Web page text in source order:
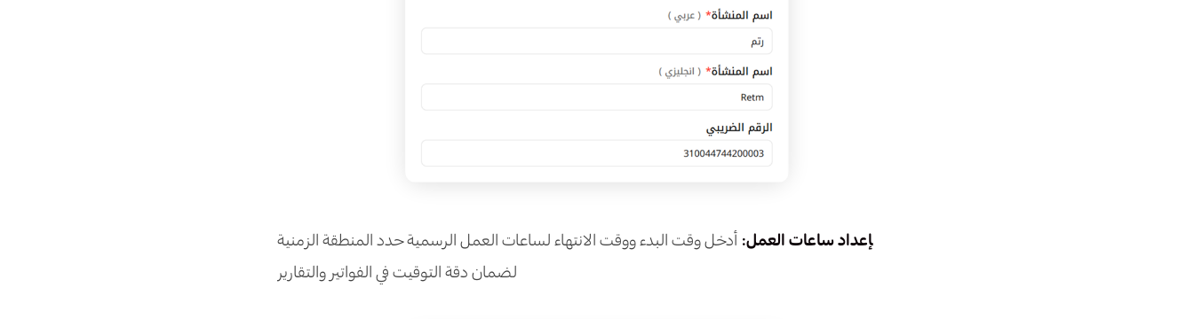
إعداد ساعات العمل: أدخل وقت البدء ووقت الانتهاء لساعات العمل الرسمية حدد المنطقة الزمنية
لضمان دقة التوقيت في الفواتير والتقارير